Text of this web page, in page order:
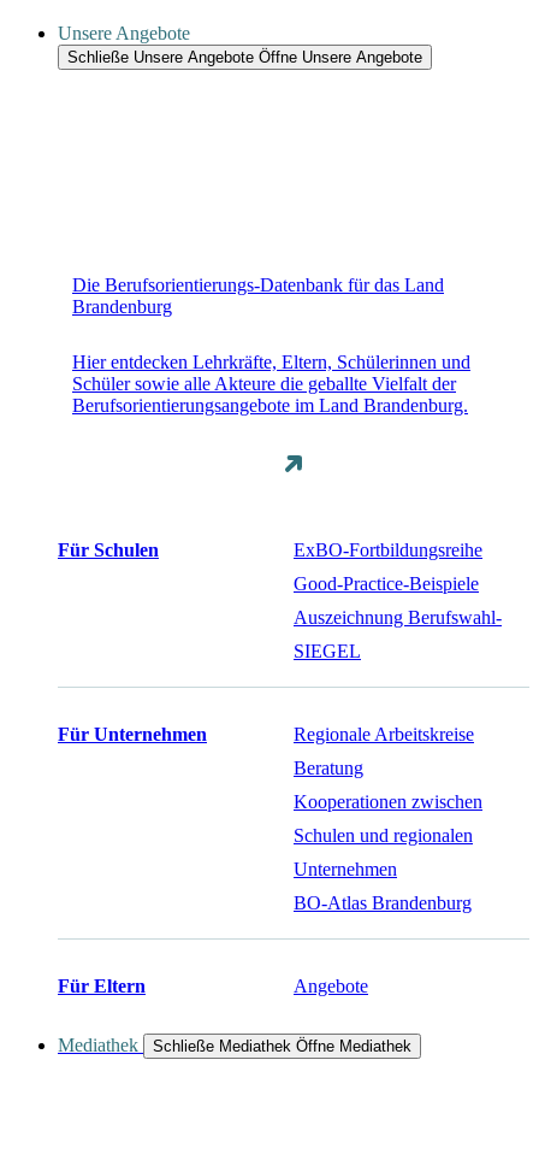
Unsere Angebote
Schließe Unsere Angebote Öffne Unsere Angebote
Die Berufsorientierungs-Datenbank für das Land
Brandenburg
Hier entdecken Lehrkräfte, Eltern, Schülerinnen und
Schüler sowie alle Akteure die geballte Vielfalt der
Berufsorientierungsangebote im Land Brandenburg.
Für Schulen
ExBO-Fortbildungsreihe
Good-Practice-Beispiele
Auszeichnung Berufswahl-
SIEGEL
Für Unternehmen
Regionale Arbeitskreise
Beratung
Kooperationen zwischen
Schulen und regionalen
Unternehmen
BO-Atlas Brandenburg
Für Eltern Angebote
Mediathek Schließe Mediathek Öffne Mediathek